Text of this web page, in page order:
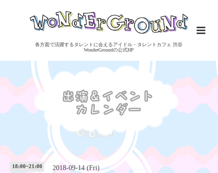
各方面で活躍するタレントに会えるアイドル・タレントカフェ 渋谷
WonderGroundの公式HP
18:00~21:00 2018-09-14 (Fri)